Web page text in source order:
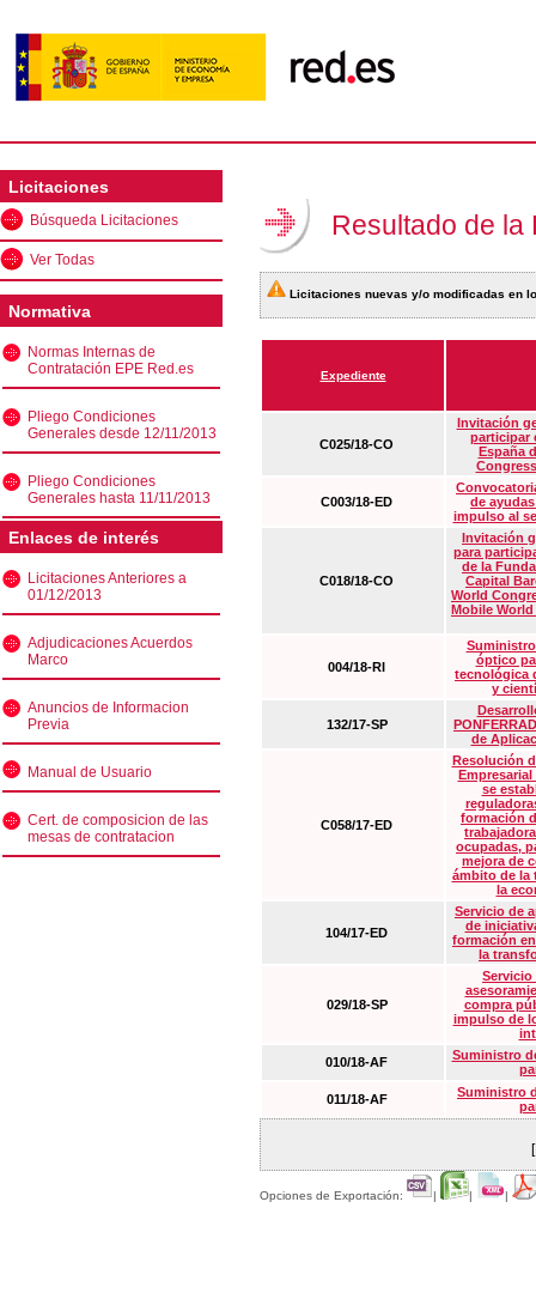
Licitaciones
Búsqueda Licitaciones
Ver Todas
Normativa
Normas Internas de
Contratación EPE Red.es
Pliego Condiciones
Generales desde 12/11/2013
Pliego Condiciones
Generales hasta 11/11/2013
Enlaces de interés
Licitaciones Anteriores a
01/12/2013
Adjudicaciones Acuerdos
Marco
Anuncios de Informacion
Previa
Manual de Usuario
Cert. de composicion de las
mesas de contratacion
Resultado de la
Licitaciones nuevas y/o modificadas en
Expediente
C025/18-CO
Invitación
participar
España
C003/18-ED
de
impulso al
C018/18-CO
Invitación
para
de la
Capital
World
Mobile
004/18-RI
óptico
tecnológica
y
132/17-SP
de
C058/17-ED
Resolución
Empresarial
se
formación
ocupadas,
mejora de
ámbito de la
la
104/17-ED
Servicio de
de
formación
la
029/18-SP
Servicio
compra
impulso de
010/18-AF
Suministro
011/18-AF
Suministro
Opciones de Exportación: | | |